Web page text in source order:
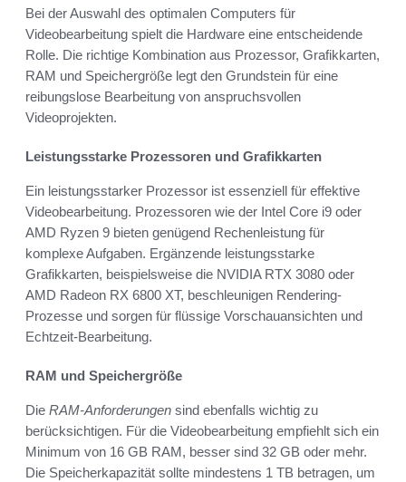
Bei der Auswahl des optimalen Computers für
Videobearbeitung spielt die Hardware eine entscheidende
Rolle. Die richtige Kombination aus Prozessor, Grafikkarten,
RAM und Speichergröße legt den Grundstein für eine
reibungslose Bearbeitung von anspruchsvollen
Videoprojekten.
Leistungsstarke Prozessoren und Grafikkarten
Ein leistungsstarker Prozessor ist essenziell für effektive
Videobearbeitung. Prozessoren wie der Intel Core i9 oder
AMD Ryzen 9 bieten genügend Rechenleistung für
komplexe Aufgaben. Ergänzende leistungsstarke
Grafikkarten, beispielsweise die NVIDIA RTX 3080 oder
AMD Radeon RX 6800 XT, beschleunigen Rendering-
Prozesse und sorgen für flüssige Vorschauansichten und
Echtzeit-Bearbeitung.
RAM und Speichergröße
Die RAM-Anforderungen sind ebenfalls wichtig zu
berücksichtigen. Für die Videobearbeitung empfiehlt sich ein
Minimum von 16 GB RAM, besser sind 32 GB oder mehr.
Die Speicherkapazität sollte mindestens 1 TB betragen, um